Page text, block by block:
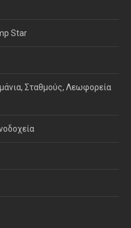
Star
Σταθμούς, Λεωφορεία